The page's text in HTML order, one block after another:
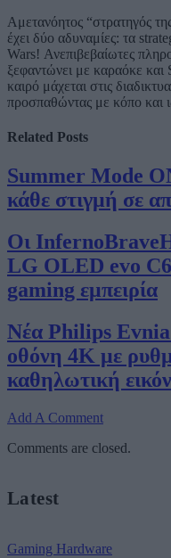
Αμετανόητος “στρατηγός
έχει δύο αδυναμίες: τα
Wars! Ανεπιβεβαίωτες
ξεφαντώνει με καραόκε και
καιρό μάχεται στις
προσπαθώντας με κόπο και
Related Posts
Summer Mode
κάθε στιγμή σε
Οι
LG OLED evo C6
gaming εμπειρία
Νέα Philips
οθόνη 4K με
καθηλωτική
Add A Comment
Comments are closed.
Latest
Gaming Hardware